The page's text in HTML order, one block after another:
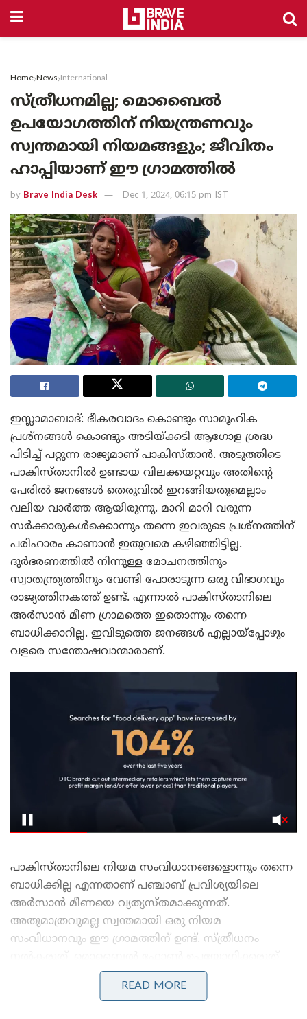
Home News International
സ്ത്രീധനമില്ല; മൊബൈൽ
ഉപയോഗത്തിന് നിയന്ത്രണവും
സ്വന്തമായി നിയമങ്ങളും; ജീവിതം
ഹാപ്പിയാണ് ഈ ഗ്രാമത്തിൽ
by Brave India Desk Dec 1, 2024, 06:15 pm IST
ഇസ്ലാമാബാദ്: ഭീകരവാദം കൊണ്ടും സാമൂഹിക
പ്രശ്‌നങ്ങൾ കൊണ്ടും അടിയ്ക്കടി ആഗോള ശ്രദ്ധ
പിടിച്ച് പറ്റുന്ന രാജ്യമാണ് പാകിസ്താൻ. അടുത്തിടെ
പാകിസ്താനിൽ ഉണ്ടായ വിലക്കയറ്റവും അതിന്റെ
പേരിൽ ജനങ്ങൾ തെരുവിൽ ഇറങ്ങിയതുമെല്ലാം
വലിയ വാർത്ത ആയിരുന്നു. മാറി മാറി വരുന്ന
സർക്കാരുകൾക്കൊന്നും തന്നെ ഇവരുടെ പ്രശ്‌നത്തിന്
പരിഹാരം കാണാൻ ഇതുവരെ കഴിഞ്ഞിട്ടില്ല.
ദുർഭരണത്തിൽ നിന്നുള്ള മോചനത്തിനും
സ്വാതന്ത്ര്യത്തിനും വേണ്ടി പോരാടുന്ന ഒരു വിഭാഗവും
രാജ്യത്തിനകത്ത് ഉണ്ട്. എന്നാൽ പാകിസ്താനിലെ
അർസാൻ മീണ ഗ്രാമത്തെ ഇതൊന്നും തന്നെ
ബാധിക്കാറില്ല. ഇവിടുത്തെ ജനങ്ങൾ എല്ലായ്‌പ്പോഴും
വളരെ സന്തോഷവാന്മാരാണ്.
പാകിസ്താനിലെ നിയമ സംവിധാനങ്ങളൊന്നും തന്നെ
ബാധിക്കില്ല എന്നതാണ് പഞ്ചാബ് പ്രവിശ്യയിലെ
അർസാൻ മീണയെ വ്യത്യസ്തമാക്കുന്നത്.
അതുമാത്രവുമല്ല സ്വന്തമായി ഒരു നിയമ
സംവിധാനവും ഈ ഗ്രാമത്തിന് ഉണ്ട്. സ്ത്രീധനം
എന്നിങ്ങനെ പോകുന്നു ഈ ഗ്രാമത്തിലെ നിയമങ്ങൾ.
READ MORE